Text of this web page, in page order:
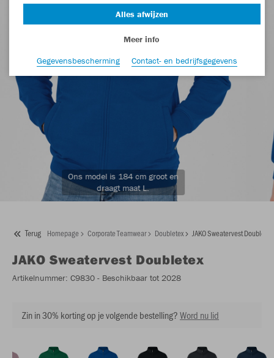
Ons model is 184 cm groot en
draagt maat L.
Terug Homepage Corporate Teamwear Doubletex JAKO Sweatervest Doubletex
JAKO Sweatervest Doubletex
Artikelnummer: C9830 - Beschikbaar tot 2028
Zin in 30% korting op je volgende bestelling?Word nu lid
Alles afwijzen
Meer info
Gegevensbescherming
Contact- en bedrijfsgegevens